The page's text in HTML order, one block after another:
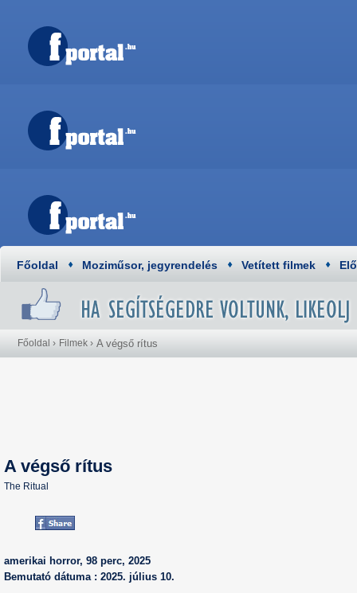
Főoldal Moziműsor, jegyrendelés Vetített filmek
Főoldal › Filmek › A végső rítus
A végső rítus
The Ritual
amerikai horror, 98 perc, 2025
Bemutató dátuma : 2025. július 10.